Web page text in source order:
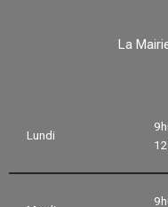
La
Lundi